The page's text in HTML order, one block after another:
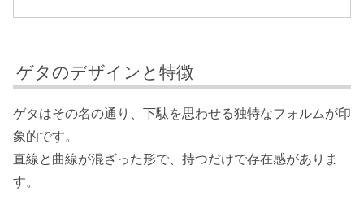
ゲタのデザインと特徴
ゲタはその名の通り、下駄を思わせる独特なフォルムが印
象的です。
直線と曲線が混ざった形で、持つだけで存在感がありま
す。